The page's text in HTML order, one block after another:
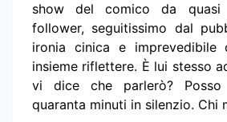
show del comico da
follower, seguitissimo dal
ironia cinica e
insieme riflettere. È lui stesso
vi dice che parlerò? Posso
quaranta minuti in silenzio. Chi